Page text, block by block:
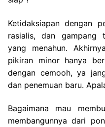
Ketidaksiapan dengan
rasialis, dan gampang
yang menahun.
pikiran minor hanya
dengan cemooh, ya
dan penemuan baru.
Bagaimana mau
membangunnya dari